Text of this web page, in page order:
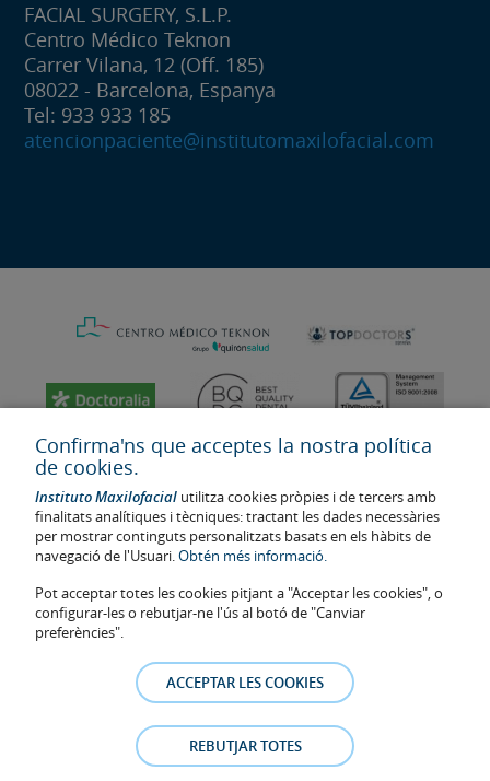
FACIAL SURGERY, S.L.P.
Centro Médico Teknon
Carrer Vilana, 12 (Off. 185)
08022 - Barcelona, Espanya
Tel: 933 933 185
atencionpaciente@institutomaxilofacial.com
Última actualització: 2023
Num. d'autorització de centre sanitari: E08646940
La informació present a la web no reemplaça sinó complementa la
relació metge-pacient. En cas de dubte, consulti amb el metge de
apareixen a la web estan publicades amb el seu consentiment i es
retiraran a qualsevol moment a petició dels pacients.
Confirma'ns que acceptes la nostra política
de cookies.
Instituto Maxilofacial utilitza cookies pròpies i de tercers amb
finalitats analítiques i tècniques: tractant les dades necessàries
per mostrar continguts personalitzats basats en els hàbits de
navegació de l'Usuari.Obtén més informació.
Pot acceptar totes les cookies pitjant a "Acceptar les cookies", o
configurar-les o rebutjar-ne l'ús al botó de "Canviar
preferències".
ACCEPTAR LES COOKIES
REBUTJAR TOTES